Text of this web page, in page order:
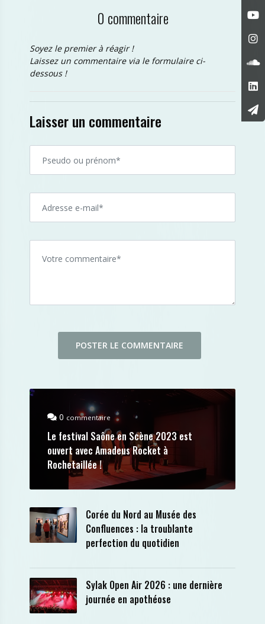
0 commentaire
Soyez le premier à réagir !
Laissez un commentaire via le formulaire ci-
dessous !
Laisser un commentaire
0 commentaire
Le festival Saône en Scène 2023 est
ouvert avec Amadeus Rocket à
Rochetaillée !
Corée du Nord au Musée des
Confluences : la troublante
perfection du quotidien
Sylak Open Air 2026 : une dernière
journée en apothéose